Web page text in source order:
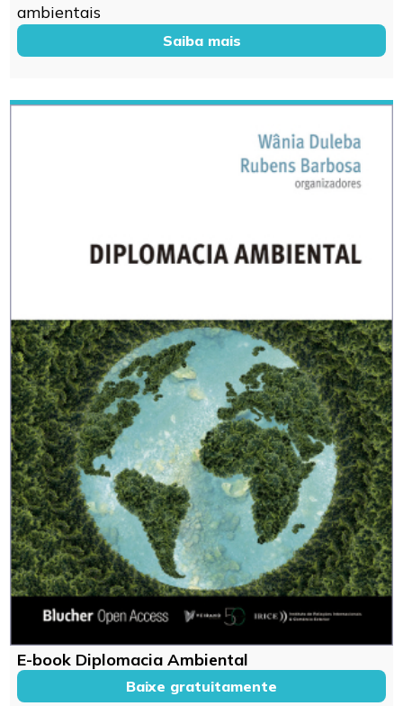
ambientais
Saiba mais
E-book Diplomacia Ambiental
Baixe gratuitamente